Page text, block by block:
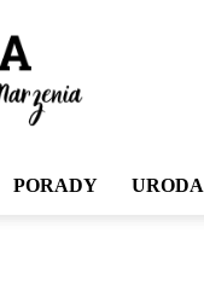
PORADY URODA